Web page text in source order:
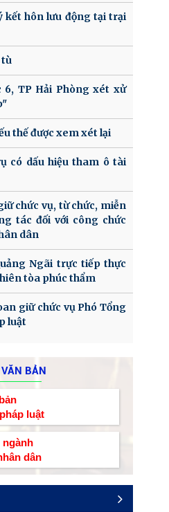
kết hôn lưu động tại trại
6, TP Hải Phòng xét xử
thế được xem xét lại
có dấu hiệu tham ô tài
chức vụ, từ chức, miễn
tác đối với công chức
dân
Ngãi trực tiếp thực
tòa phúc thẩm
giữ chức vụ Phó Tổng
luật
BẢN
luật
ngành
dân